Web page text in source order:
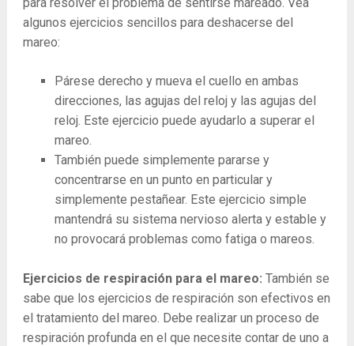
algunos ejercicios sencillos para deshacerse del
mareo:
Párese derecho y mueva el cuello en ambas
direcciones, las agujas del reloj y las agujas del
reloj. Este ejercicio puede ayudarlo a superar el
mareo.
También puede simplemente pararse y
concentrarse en un punto en particular y
simplemente pestañear. Este ejercicio simple
mantendrá su sistema nervioso alerta y estable y
no provocará problemas como fatiga o mareos.
Ejercicios de respiración para el mareo: También se
sabe que los ejercicios de respiración son efectivos en
el tratamiento del mareo. Debe realizar un proceso de
respiración profunda en el que necesite contar de uno a